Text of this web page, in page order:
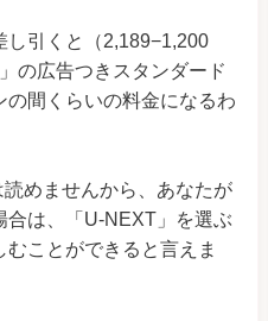
し引くと（2,189−1,200
の広告つきスタンダード
間くらいの料金になるわ
読めませんから、あなたが
合は、「U-NEXT」を選ぶ
ことができると言えま